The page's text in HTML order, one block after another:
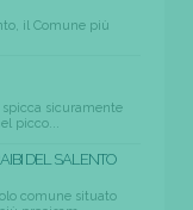
il Comune più
sicuramente
picco...
DEL SALENTO
comune situato